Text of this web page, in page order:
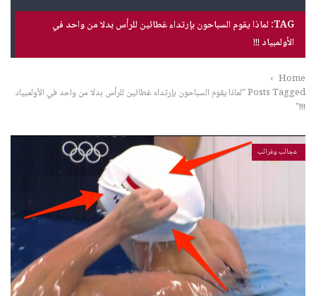
TAG: لماذا يقوم السباحون بإرتداء غطائين للرأس بدلا من واحد في
الأولمبياد !!!
Home
›
Posts Tagged "لماذا يقوم السباحون بإرتداء غطائين للرأس بدلا من واحد في الأولمبياد
!!!"
عجائب وغرائب